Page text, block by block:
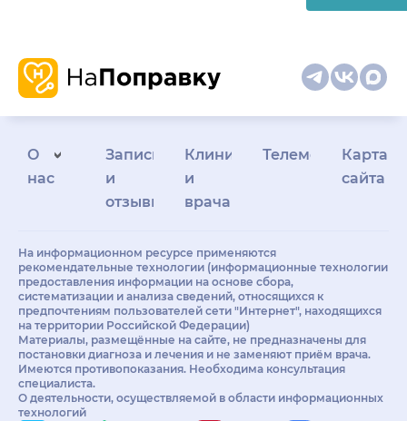
О
нас
Запись
и
отзывы
Клиникам
и
врачам
Телемедицина
Карта
сайта
На информационном ресурсе применяются
рекомендательные технологии (информационные технологии
предоставления информации на основе сбора,
систематизации и анализа сведений, относящихся к
предпочтениям пользователей сети "Интернет", находящихся
на территории Российской Федерации)
Материалы, размещённые на сайте, не предназначены для
постановки диагноза и лечения и не заменяют приём врача.
Имеются противопоказания. Необходима консультация
специалиста.
О деятельности, осуществляемой в области информационных
технологий